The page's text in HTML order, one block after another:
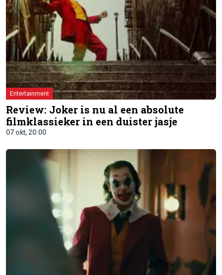
Entertainment
Review: Joker is nu al een absolute
filmklassieker in een duister jasje
07 okt, 20:00